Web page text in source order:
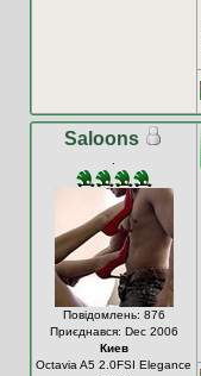
Saloons
Повідомлень: 876
Приєднався: Dec 2006
Киев
Octavia A5 2.0FSI Elegance